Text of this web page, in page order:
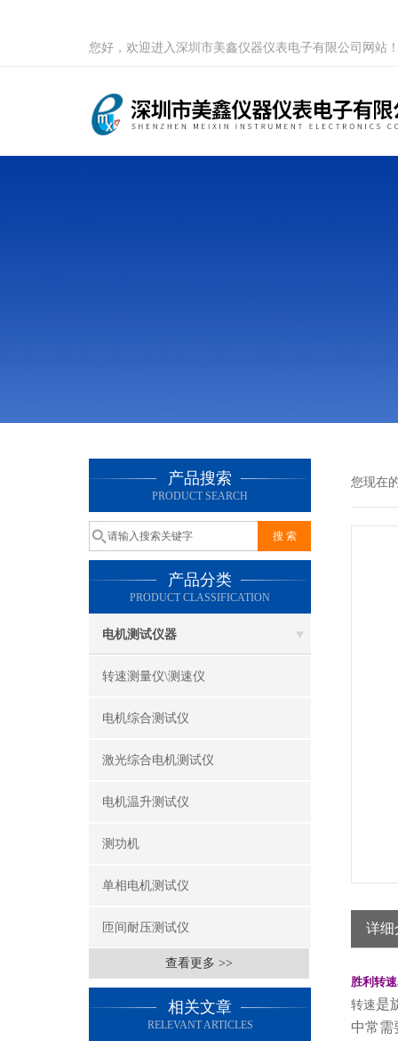
您好，欢迎进入深圳市美鑫仪器仪表电子有限公司网站
产品搜索
PRODUCT SEARCH
产品分类
PRODUCT CLASSIFICATION
电机测试仪器
转速测量仪\测速仪
电机综合测试仪
激光综合电机测试仪
电机温升测试仪
测功机
单相电机测试仪
匝间耐压测试仪
查看更多 >>
相关文章
RELEVANT ARTICLES
您现在
详细
胜利转
转速是
中常需